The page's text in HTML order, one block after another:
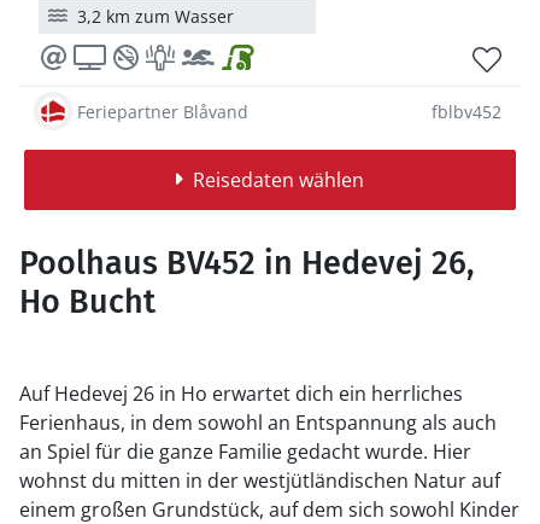
3,2 km zum Wasser
Feriepartner Blåvand fblbv452
Reisedaten wählen
Poolhaus BV452 in Hedevej 26,
Ho Bucht
Auf Hedevej 26 in Ho erwartet dich ein herrliches
Ferienhaus, in dem sowohl an Entspannung als auch
an Spiel für die ganze Familie gedacht wurde. Hier
wohnst du mitten in der westjütländischen Natur auf
einem großen Grundstück, auf dem sich sowohl Kinder